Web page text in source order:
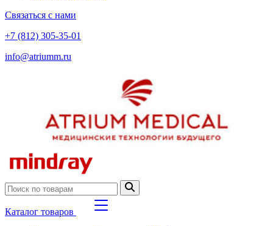
Связаться с нами
+7 (812) 305-35-01
info@atriumm.ru
Каталог товаров